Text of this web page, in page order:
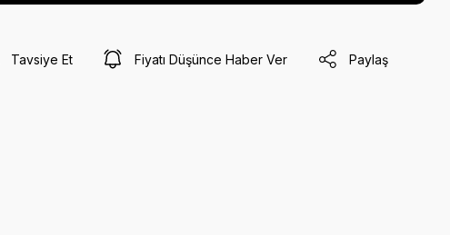
Tavsiye Et Fiyatı Düşünce Haber Ver Paylaş